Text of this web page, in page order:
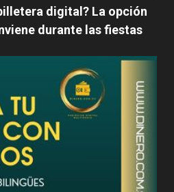
digital? La opción
durante las fiestas